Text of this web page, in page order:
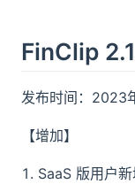
FinClip
发布时间：2023
【增加】
SaaS 版用户